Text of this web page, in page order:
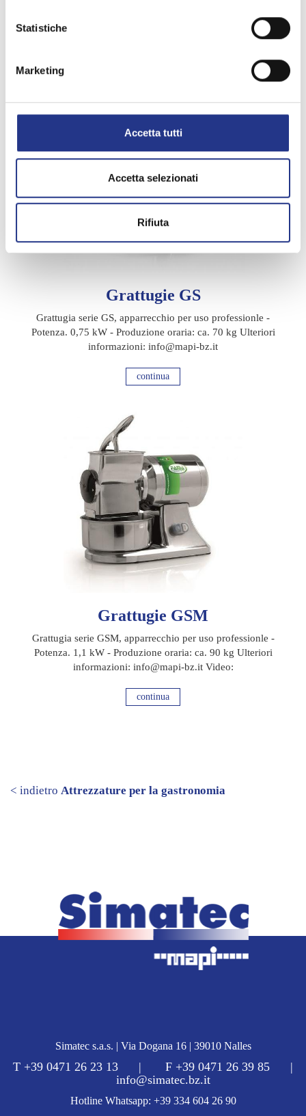
Statistiche
Marketing
Accetta tutti
Accetta selezionati
Rifiuta
Grattugie GS
Grattugia serie GS, apparrecchio per uso professionle -
Potenza. 0,75 kW - Produzione oraria: ca. 70 kg Ulteriori
informazioni: info@mapi-bz.it
continua
Grattugie GSM
Grattugia serie GSM, apparrecchio per uso professionle -
Potenza. 1,1 kW - Produzione oraria: ca. 90 kg Ulteriori
informazioni: info@mapi-bz.it Video:
continua
< indietro Attrezzature per la gastronomia
Simatec s.a.s. | Via Dogana 16 | 39010 Nalles
T +39 0471 26 23 13 | F +39 0471 26 39 85 |
info@simatec.bz.it
Hotline Whatsapp: +39 334 604 26 90